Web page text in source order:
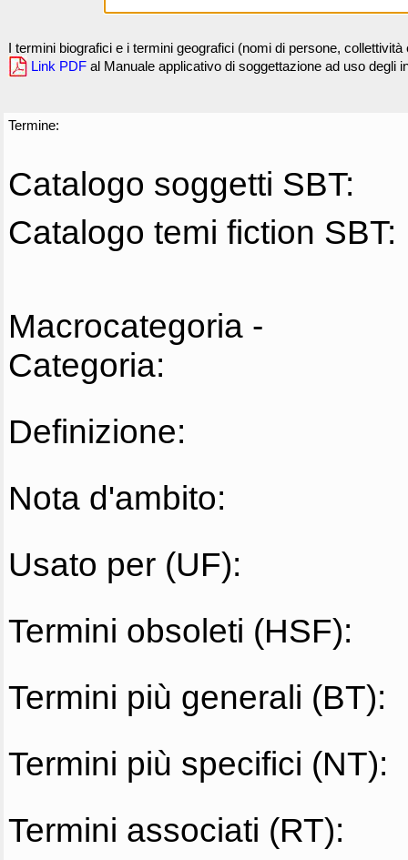
I termini biografici e i termini geografici (nomi di persone,
Link PDF al Manuale applicativo di soggettazione ad uso degli
Termine:
Catalogo soggetti SBT:
Catalogo temi fiction SBT:
Macrocategoria -
Categoria:
Definizione:
Nota d'ambito:
Usato per (UF):
Termini obsoleti (HSF):
Termini più generali (BT):
Termini più specifici (NT):
Termini associati (RT):